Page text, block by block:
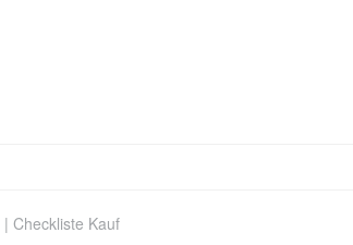
| Checkliste Kauf